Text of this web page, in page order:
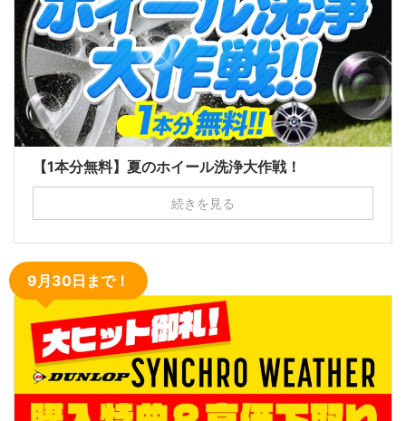
【1本分無料】夏のホイール洗浄大作戦！
続きを見る
9月30日まで！